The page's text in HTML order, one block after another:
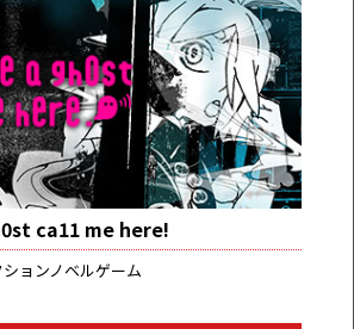
ca11 me here!
ションノベルゲーム